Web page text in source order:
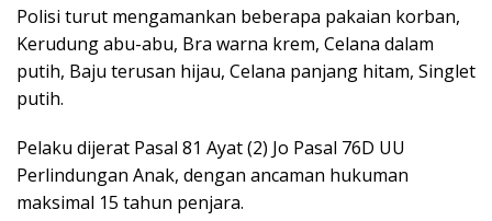
Polisi turut mengamankan beberapa pakaian korban,
Kerudung abu-abu, Bra warna krem, Celana dalam
putih, Baju terusan hijau, Celana panjang hitam, Singlet
putih.
Pelaku dijerat Pasal 81 Ayat (2) Jo Pasal 76D UU
Perlindungan Anak, dengan ancaman hukuman
maksimal 15 tahun penjara.